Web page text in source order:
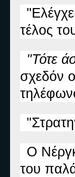
τέλος
"Τότε
σχεδόν
Ο
του